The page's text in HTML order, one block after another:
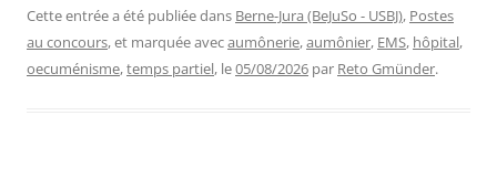
Cette entrée a été publiée dans Berne-Jura (BeJuSo - USBJ), Postes
au concours, et marquée avecaumônerie,aumônier, EMS, hôpital,
oecuménisme,temps partiel, le05/08/2026 par Reto Gmünder.